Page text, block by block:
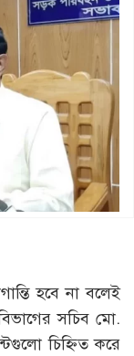
হবে না বলেই
সচিব মো.
চিহ্নিত করে